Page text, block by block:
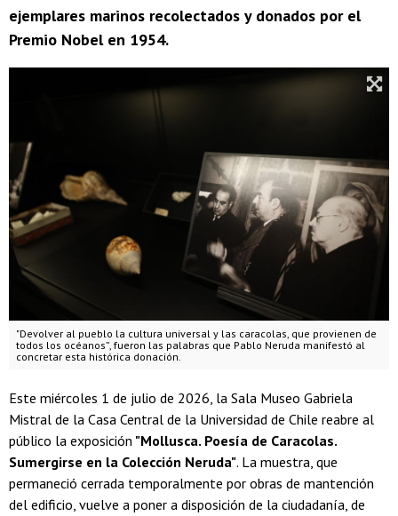
ejemplares marinos recolectados y donados por el
Premio Nobel en 1954.
"Devolver al pueblo la cultura universal y las caracolas, que provienen de
todos los océanos”, fueron las palabras que Pablo Neruda manifestó al
concretar esta histórica donación.
Este miércoles 1 de julio de 2026, la Sala Museo Gabriela
Mistral de la Casa Central de la Universidad de Chile reabre al
público la exposición "Mollusca. Poesía de Caracolas.
Sumergirse en la Colección Neruda". La muestra, que
permaneció cerrada temporalmente por obras de mantención
del edificio, vuelve a poner a disposición de la ciudadanía, de